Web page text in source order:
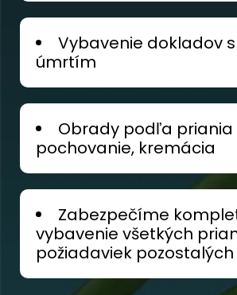
Vybavenie dokladov
úmrtím
Obrady podľa priania
pochovanie, kremácia
Zabezpečíme
vybavenie všetkých
požiadaviek pozostalých